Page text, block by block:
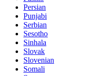
Persian
Punjabi
Serbian
Sesotho
Sinhala
Slovak
Slovenian
Somali